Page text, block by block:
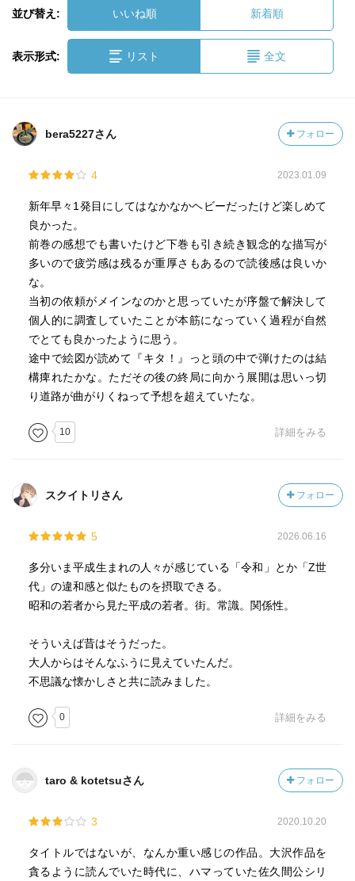
並び替え: いいね順 新着順
表示形式: リスト 全文
bera5227さん フォロー
4 2023.01.09
新年早々1発目にしてはなかなかヘビーだったけど楽しめて
良かった。
前巻の感想でも書いたけど下巻も引き続き観念的な描写が
多いので疲労感は残るが重厚さもあるので読後感は良いか
な。
当初の依頼がメインなのかと思っていたが序盤で解決して
個人的に調査していたことが本筋になっていく過程が自然
でとても良かったように思う。
途中で絵図が読めて『キタ！』っと頭の中で弾けたのは結
構痺れたかな。ただその後の終局に向かう展開は思いっ切
り道路が曲がりくねって予想を超えていたな。
10 詳細をみる
スクイトリさん フォロー
5 2026.06.16
多分いま平成生まれの人々が感じている「令和」とか「Z世
代」の違和感と似たものを摂取できる。
昭和の若者から見た平成の若者。街。常識。関係性。
そういえば昔はそうだった。
大人からはそんなふうに見えていたんだ。
不思議な懐かしさと共に読みました。
0 詳細をみる
taro & kotetsuさん フォロー
3 2020.10.20
タイトルではないが、なんか重い感じの作品。大沢作品を
貪るように読んでいた時代に、ハマっていた佐久間公シリ